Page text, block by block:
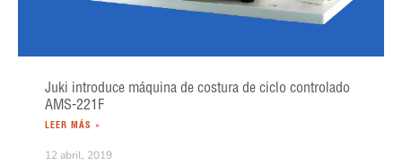
Juki introduce máquina de costura de ciclo controlado
AMS-221F
LEER MÁS »
12 abril, 2019